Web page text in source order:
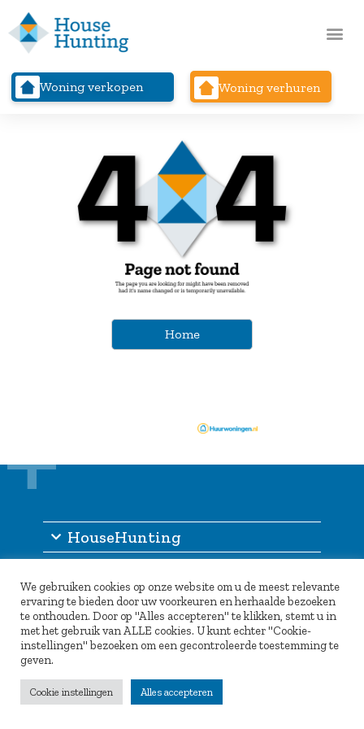
Woning verkopen Woning verhuren
Home
HouseHunting
Inlogportaal
Partners
We gebruiken cookies op onze website om u de meest relevante
ervaring te bieden door uw voorkeuren en herhaalde bezoeken
te onthouden. Door op "Alles accepteren" te klikken, stemt u in
met het gebruik van ALLE cookies. U kunt echter "Cookie-
instellingen" bezoeken om een gecontroleerde toestemming te
geven.
Cookie instellingen Alles accepteren